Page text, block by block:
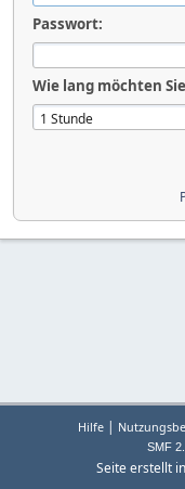
Passwort:
Wie lang möchten
Hilfe |
SMF
Seite erstellt